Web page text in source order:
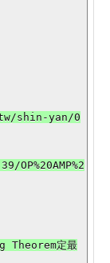
shin-yan/0
Theorem定最